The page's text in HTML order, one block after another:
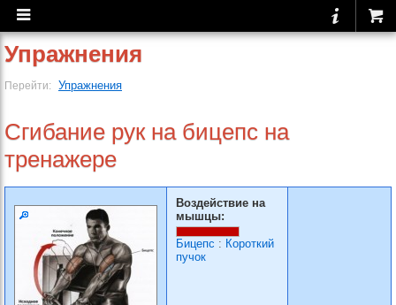
Упражнения
Перейти: Упражнения
Сгибание рук на бицепс на
тренажере
Воздействие на
мышцы:
Бицепс : Короткий
пучок